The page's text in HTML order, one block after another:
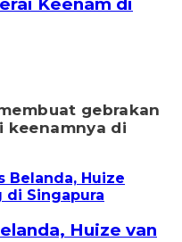
gebrakan
keenamnya di
Huize van